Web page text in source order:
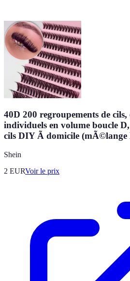
40D 200 regroupements de cils,
individuels en volume boucle
cils DIY Ã domicile (mÃ©lange
Shein
2 EURVoir le prix